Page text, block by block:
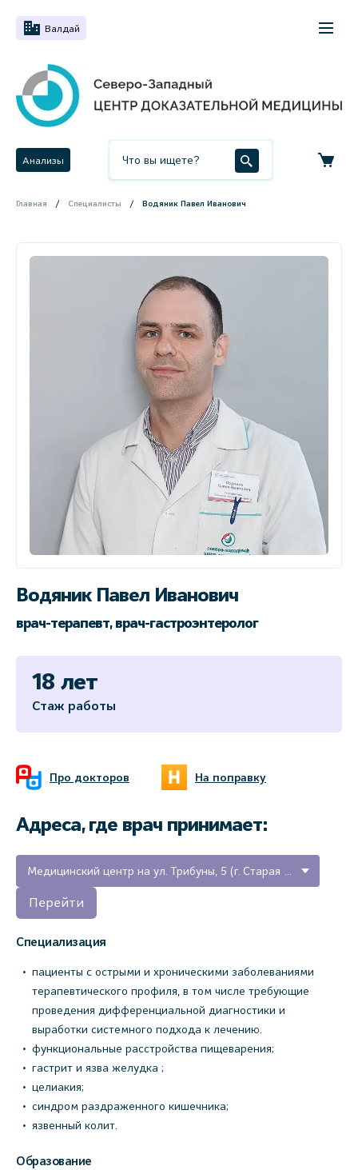
Валдай
Анализы
Главная Специалисты Водяник Павел Иванович
Водяник Павел Иванович
врач-терапевт, врач-гастроэнтеролог
18 лет
Стаж работы
Про докторов На поправку
Адреса, где врач принимает:
Медицинский центр на ул. Трибуны, 5 (г. Старая Русса)
Перейти
Специализация
пациенты с острыми и хроническими заболеваниями
терапевтического профиля, в том числе требующие
проведения дифференциальной диагностики и
выработки системного подхода к лечению.
функциональные расстройства пищеварения;
гастрит и язва желудка ;
целиакия;
синдром раздраженного кишечника;
язвенный колит.
Образование